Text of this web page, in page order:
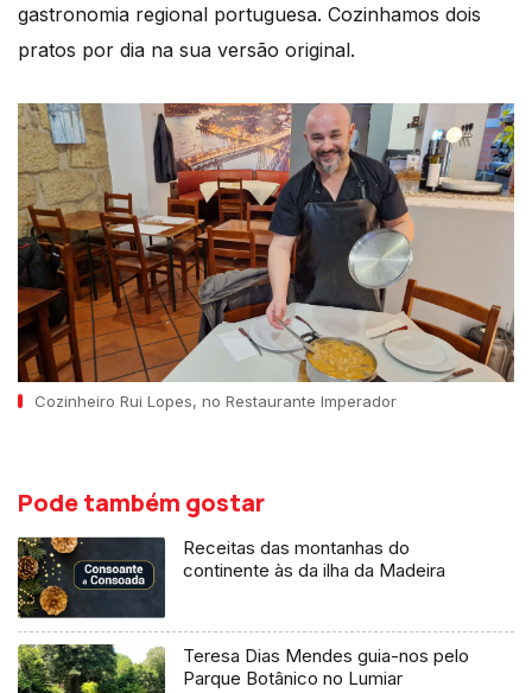
gastronomia regional portuguesa. Cozinhamos dois
pratos por dia na sua versão original.
Cozinheiro Rui Lopes, no Restaurante Imperador
Pode também gostar
Receitas das montanhas do
continente às da ilha da Madeira
Teresa Dias Mendes guia-nos pelo
Parque Botânico no Lumiar